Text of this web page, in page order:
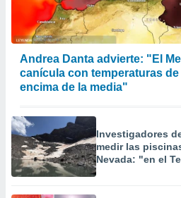
Andrea Danta advierte: "El
canícula con temperaturas de
encima de la media"
Investigadores
medir las
Nevada: "en el